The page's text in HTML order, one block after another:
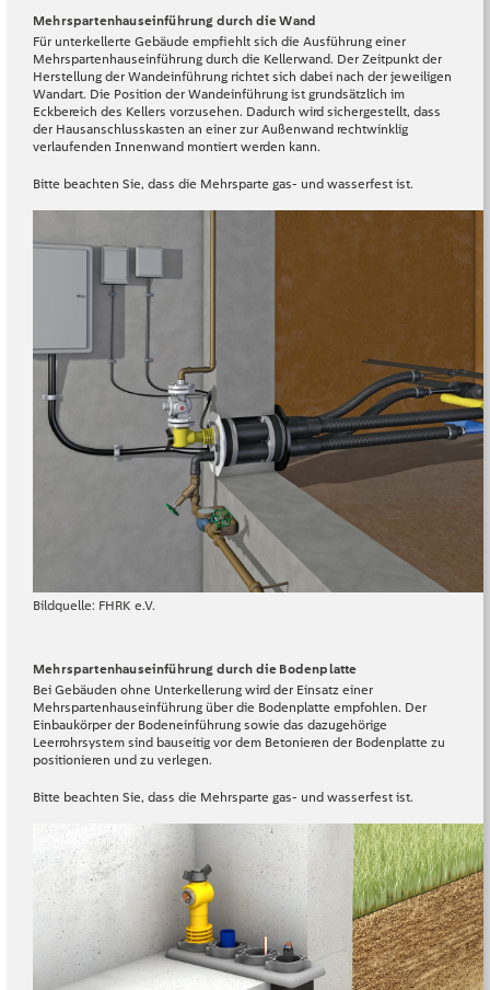
Mehrspartenhauseinführung durch die Wand
Für unterkellerte Gebäude empfiehlt sich die Ausführung einer
Mehrspartenhauseinführung durch die Kellerwand. Der Zeitpunkt der
Herstellung der Wandeinführung richtet sich dabei nach der jeweiligen
Wandart. Die Position der Wandeinführung ist grundsätzlich im
Eckbereich des Kellers vorzusehen. Dadurch wird sichergestellt, dass
der Hausanschlusskasten an einer zur Außenwand rechtwinklig
verlaufenden Innenwand montiert werden kann.
Bitte beachten Sie, dass die Mehrsparte gas- und wasserfest ist.
Bildquelle: FHRK e.V.
Mehrspartenhauseinführung durch die Bodenplatte
Bei Gebäuden ohne Unterkellerung wird der Einsatz einer
Mehrspartenhauseinführung über die Bodenplatte empfohlen. Der
Einbaukörper der Bodeneinführung sowie das dazugehörige
Leerrohrsystem sind bauseitig vor dem Betonieren der Bodenplatte zu
positionieren und zu verlegen.
Bitte beachten Sie, dass die Mehrsparte gas- und wasserfest ist.